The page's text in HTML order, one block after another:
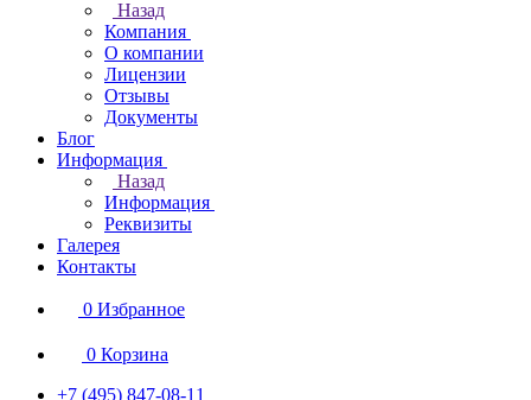
Назад
Компания
О компании
Лицензии
Отзывы
Документы
Блог
Информация
Назад
Информация
Реквизиты
Галерея
Контакты
0 Избранное
0 Корзина
+7 (495) 847-08-11